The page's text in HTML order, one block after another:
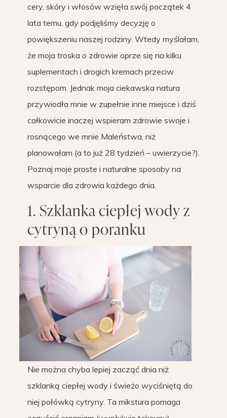
cery, skóry i włosów wzięła swój początek 4
lata temu, gdy podjęliśmy decyzję o
powiększeniu naszej rodziny. Wtedy myślałam,
że moja troska o zdrowie oprze się na kilku
suplementach i drogich kremach przeciw
rozstępom. Jednak moja ciekawska natura
przywiodła mnie w zupełnie inne miejsce i dziś
całkowicie inaczej wspieram zdrowie swoje i
rosnącego we mnie Maleństwa, niż
planowałam (a to już 28 tydzień – uwierzycie?).
Poznaj moje proste i naturalne sposoby na
wsparcie dla zdrowia każdego dnia.
1. Szklanka ciepłej wody z
cytryną o poranku
Nie można chyba lepiej zacząć dnia niż
szklanką ciepłej wody i świeżo wyciśniętą do
niej połówką cytryny. Ta mikstura pomaga